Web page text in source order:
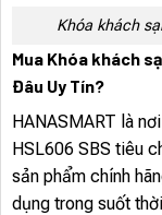
Khóa khách
Mua Khóa khách
Đâu Uy Tín?
HANASMART là
HSL606 SBS tiêu
sản phẩm chính
dụng trong suốt